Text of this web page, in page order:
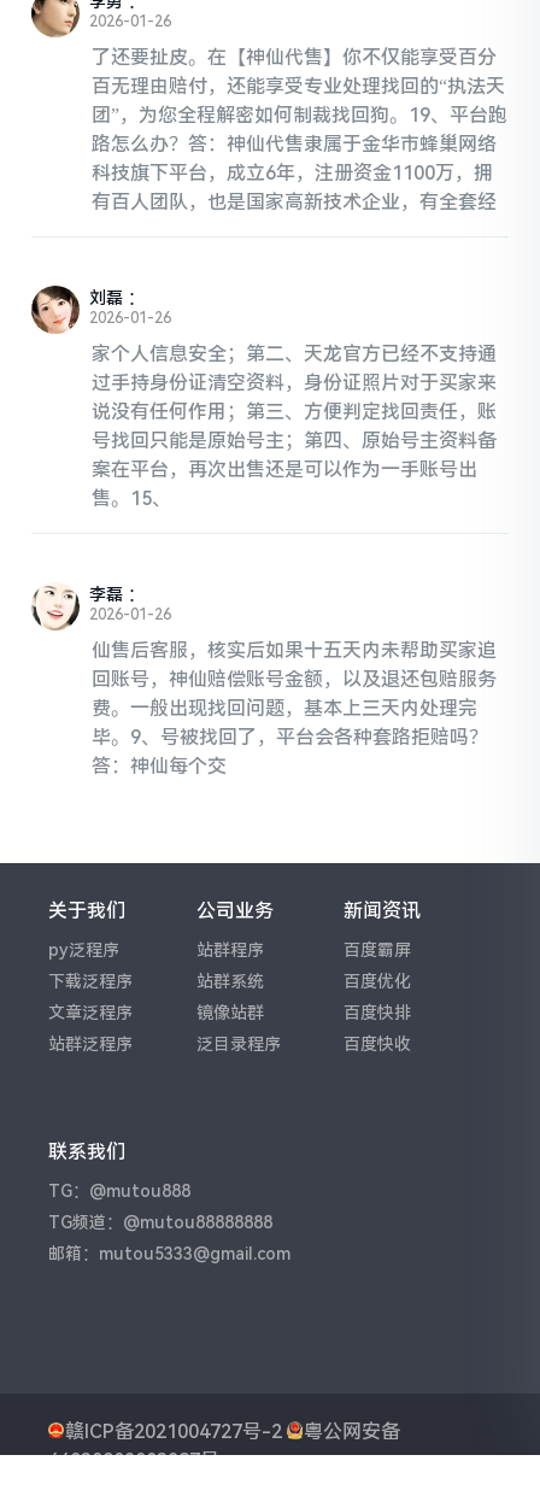
2026-01-26
了还要扯皮。在【神仙代售】你不仅能享受百分
百无理由赔付，还能享受专业处理找回的“执法天
团”，为您全程解密如何制裁找回狗。19、平台跑
路怎么办？答：神仙代售隶属于金华市蜂巢网络
科技旗下平台，成立6年，注册资金1100万，拥
有百人团队，也是国家高新技术企业，有全套经
刘磊 ：
2026-01-26
家个人信息安全；第二、天龙官方已经不支持通
过手持身份证清空资料，身份证照片对于买家来
说没有任何作用；第三、方便判定找回责任，账
号找回只能是原始号主；第四、原始号主资料备
案在平台，再次出售还是可以作为一手账号出
售。15、
李磊 ：
2026-01-26
仙售后客服，核实后如果十五天内未帮助买家追
回账号，神仙赔偿账号金额，以及退还包赔服务
费。一般出现找回问题，基本上三天内处理完
毕。9、号被找回了，平台会各种套路拒赔吗？
答：神仙每个交
关于我们
py泛程序
下载泛程序
文章泛程序
站群泛程序
公司业务
站群程序
站群系统
镜像站群
泛目录程序
新闻资讯
百度霸屏
百度优化
百度快排
百度快收
联系我们
TG：@mutou888
TG频道：@mutou88888888
邮箱：mutou5333@gmail.com
赣ICP备2021004727号-2
粤公网安备
44030902003287号